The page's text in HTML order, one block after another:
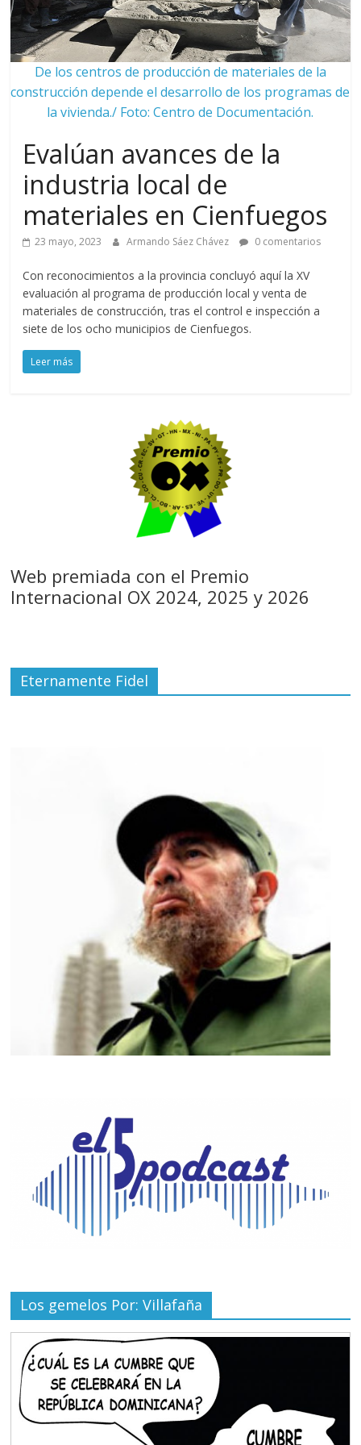
De los centros de producción de materiales de la
construcción depende el desarrollo de los programas de
la vivienda./ Foto: Centro de Documentación.
Evalúan avances de la
industria local de
materiales en Cienfuegos
23 mayo, 2023 Armando Sáez Chávez 0 comentarios
Con reconocimientos a la provincia concluyó aquí la XV
evaluación al programa de producción local y venta de
materiales de construcción, tras el control e inspección a
siete de los ocho municipios de Cienfuegos.
Leer más
Web premiada con el Premio
Internacional OX 2024, 2025 y 2026
Eternamente Fidel
Los gemelos Por: Villafaña